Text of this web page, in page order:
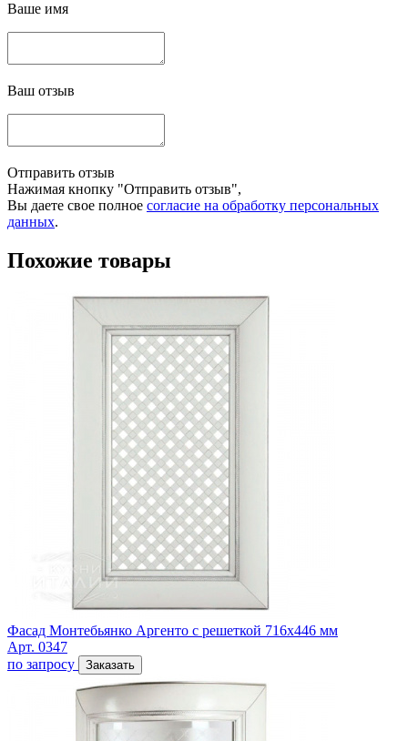
Ваше имя
Ваш отзыв
Отправить отзыв
Нажимая кнопку "Отправить отзыв",
Вы даете свое полное согласие на обработку персональных
данных.
Похожие товары
Фасад Монтебьянко Аргенто с решеткой 716х446 мм
Арт. 0347
по запросу
Заказать